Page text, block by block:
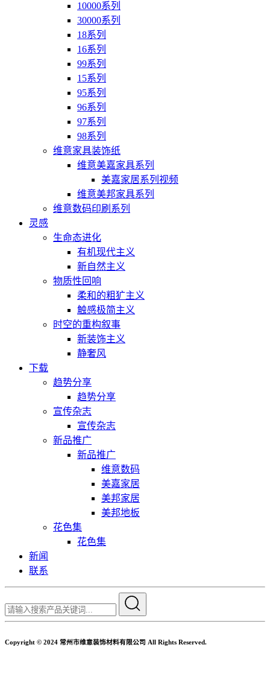
10000系列
30000系列
18系列
16系列
99系列
15系列
95系列
96系列
97系列
98系列
维意家具装饰纸
维意美嘉家具系列
美嘉家居系列视频
维意美邦家具系列
维意数码印刷系列
灵感
生命态进化
有机现代主义
新自然主义
物质性回响
柔和的粗犷主义
触感极简主义
时空的重构叙事
新装饰主义
静奢风
下载
趋势分享
趋势分享
宣传杂志
宣传杂志
新品推广
新品推广
维意数码
美嘉家居
美邦家居
美邦地板
花色集
花色集
新闻
联系
Copyright © 2024 常州市维意装饰材料有限公司 All Rights Reserved.